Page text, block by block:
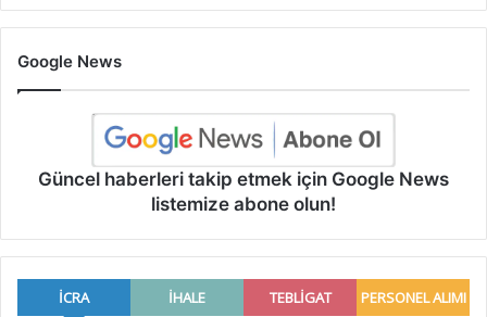
Google News
Güncel haberleri takip etmek için Google News
listemize abone olun!